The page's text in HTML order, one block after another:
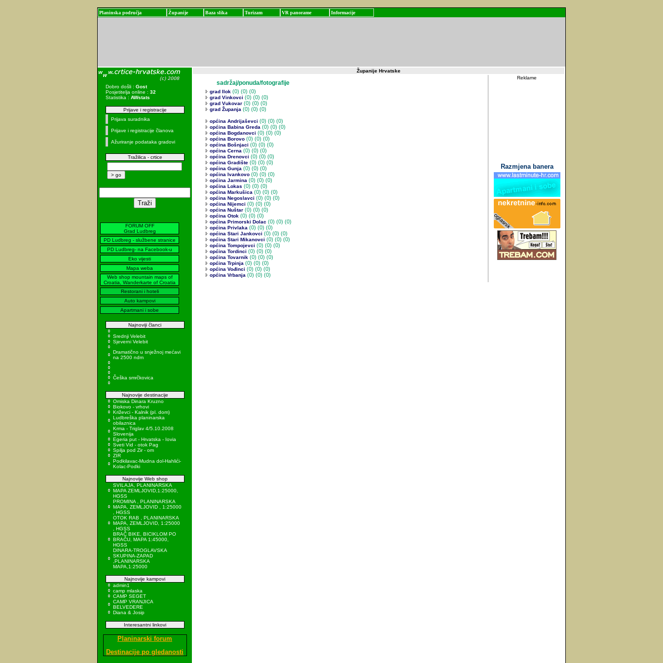
Planinska područja Županije Baza slika Turizam VR panorame Informacije
Dobro došli : Gost
Posjetitelja online : 32
Statistika : AWstats
Prijave i registracije
Prijava suradnika
Prijave i registracije članova
Ažuriranje podataka gradovi
Tražilica - crtice
FORUM OFF
Grad Ludbreg
PD Ludbreg - službene stranice
PD Ludbreg- na Facebook-u
Eko vijesti
Mapa weba
Web shop mountain maps of
Croatia, Wanderkarte of Croatia
Restorani i hoteli
Auto kampovi
Apartmani i sobe
Najnoviji članci
Srednji Velebit
Sjeverni Velebit
Dramatično u snježnoj mećavi
na 2500 ndm
Češka smrčkovica
Najnovije destinacije
Omiska Dinara Kruzno
Biokovo - vrhovi
Križevci - Kalnik (pl. dom)
Ludbreška planinarska
obilaznica
Krma - Triglav 4/5.10.2008
Slovenija
Egeria put - Hrvatska - Iovia
Sveti Vid - otok Pag
Spilja pod Zir - om
ZIR
Podkilavac-Mudna dol-Hahlići-
Kolac-Podki
Najnovije Web shop
SVILAJA, PLANINARSKA
MAPA ZEMLJOVID,1:25000,
HGSS
PROMINA , PLANINARSKA
MAPA, ZEMLJOVID , 1:25000
, HGSS
OTOK RAB , PLANINARSKA
MAPA, ZEMLJOVID, 1:25000
, HGSS
BRAČ BIKE, BICIKLOM PO
BRAČU, MAPA 1:45000,
HGSS
DINARA-TROGLAVSKA
SKUPINA-ZAPAD
,PLANINARSKA
MAPA,1:25000
Najnovije kampovi
admin1
camp mlaska
CAMP SEGET
CAMP VRANJICA
BELVEDERE
Diana & Josip
Interesantni linkovi
Planinarski forum
Destinacije po gledanosti
Županije Hrvatske
sadržaj/ponuda/fotografije
grad Ilok (0) (0) (0)
grad Vinkovci (0) (0) (0)
grad Vukovar (0) (0) (0)
grad Županja (0) (0) (0)
općina Andrijaševci (0) (0) (0)
općina Babina Greda (0) (0) (0)
općina Bogdanovci (0) (0) (0)
općina Borovo (0) (0) (0)
općina Bošnjaci (0) (0) (0)
općina Cerna (0) (0) (0)
općina Drenovci (0) (0) (0)
općina Gradište (0) (0) (0)
općina Gunja (0) (0) (0)
općina Ivankovo (0) (0) (0)
općina Jarmina (0) (0) (0)
općina Lokas (0) (0) (0)
općina Markušica (0) (0) (0)
općina Negoslavci (0) (0) (0)
općina Nijemci (0) (0) (0)
općina Nuštar (0) (0) (0)
općina Otok (0) (0) (0)
općina Primorski Dolac (0) (0) (0)
općina Privlaka (0) (0) (0)
općina Stari Jankovci (0) (0) (0)
općina Stari Mikanovci (0) (0) (0)
općina Tompojevci (0) (0) (0)
općina Tordinci (0) (0) (0)
općina Tovarnik (0) (0) (0)
općina Trpinja (0) (0) (0)
općina Vođinci (0) (0) (0)
općina Vrbanja (0) (0) (0)
Reklame
Razmjena banera